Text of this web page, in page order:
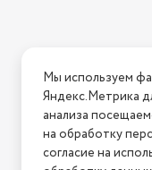
Нашли
2026 © Интернет-
Мы используем
Яндекс.Метрика
анализа
на обработку
согласие на